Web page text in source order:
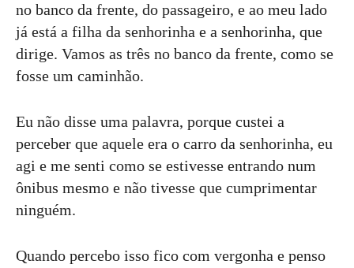
no banco da frente, do passageiro, e ao meu lado
já está a filha da senhorinha e a senhorinha, que
dirige. Vamos as três no banco da frente, como se
fosse um caminhão.
Eu não disse uma palavra, porque custei a
perceber que aquele era o carro da senhorinha, eu
agi e me senti como se estivesse entrando num
ônibus mesmo e não tivesse que cumprimentar
ninguém.
Quando percebo isso fico com vergonha e penso